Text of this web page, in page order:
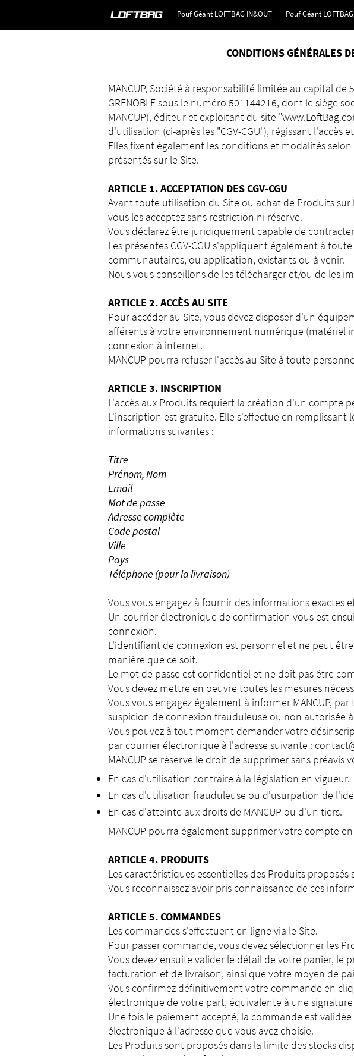
Pouf Géant LOFTBAG IN&OUT Pouf Géant
CONDITIONS GÉNÉRALES
MANCUP, Société à responsabilité limitée au capital
GRENOBLE sous le numéro 501144216, dont le siège
MANCUP), éditeur et exploitant du site
d'utilisation (ci-après les "CGV-CGU"), régissant l'accès
Elles fixent également les conditions et modalités
présentés sur le Site.
ARTICLE 1. ACCEPTATION DESCGV-CGU
Avant toute utilisation du Site ou achat de Produits sur
vous les acceptez sans restriction ni réserve.
Vous déclarez être juridiquement capable de
Les présentes CGV-CGU s'appliquent également à
communautaires, ou application, existants ou à venir.
Nous vous conseillons de les télécharger et/ou de les
ARTICLE 2. ACCÈS AU SITE
Pour accéder au Site, vous devez disposer d'un
afférents à votre environnement numérique (matériel
connexion à internet.
MANCUP pourra refuser l'accès au Site à toute
ARTICLE 3. INSCRIPTION
L'accès aux Produits requiert la création d'un compte
L'inscription est gratuite. Elle s'effectue en
informations suivantes :
Titre
Prénom, Nom
Email
Mot de passe
Adresse complète
Code postal
Ville
Pays
Téléphone (pour la livraison)
Vous vous engagez à fournir des informations exactes
Un courrier électronique de confirmation vous est
connexion.
L'identifiant de connexion est personnel et ne peut
manière que ce soit.
Le mot de passe est confidentiel et ne doit pas être
Vous devez mettre en oeuvre toutes les mesures
Vous vous engagez également à informer MANCUP,
suspicion de connexion frauduleuse ou non autorisée
Vous pouvez à tout moment demander votre
par courrier électronique à l'adresse suivante :
MANCUP se réserve le droit de supprimer sans
En cas d'utilisation contraire à la législation en vigueur.
En cas d'utilisation frauduleuse ou d'usurpation de
En cas d'atteinte aux droits de MANCUP ou d'un tiers.
MANCUP pourra également supprimer votre compte
ARTICLE 4. PRODUITS
Les caractéristiques essentielles des Produits proposés
Vous reconnaissez avoir pris connaissance de ces
ARTICLE 5. COMMANDES
Les commandes s'effectuent en ligne via le Site.
Pour passer commande, vous devez sélectionner les
Vous devez ensuite valider le détail de votre panier, le
facturation et de livraison, ainsi que votre moyen de
Vous confirmez définitivement votre commande en
électronique de votre part, équivalente à une
Une fois le paiement accepté, la commande est
électronique à l'adresse que vous avez choisie.
Les Produits sont proposés dans la limite des stocks